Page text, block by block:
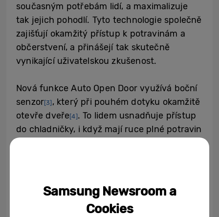
současným potřebám lidí, a maximalizuje
tak jejich pohodlí. Tyto technologie společně
zajišťují okamžitý přístup k potravinám a
občerstvení, a přinášejí tak skutečně
vynikající uživatelskou zkušenost.
Nová funkce Auto Open Door využívá boční
senzor[3] , který při pouhém dotyku okamžitě
otevře dveře[4]. To lidem usnadňuje přístup
do chladničky, i když mají ruce plné potravin
jednoduchý vzhled odráží současné
estetické požadavky uživatelů.
Samsung Newsroom a
Cookies